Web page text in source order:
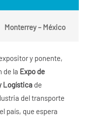
Monterrey – México
y ponente,
de la Expo de
Logísticade
del transporte
país, que espera